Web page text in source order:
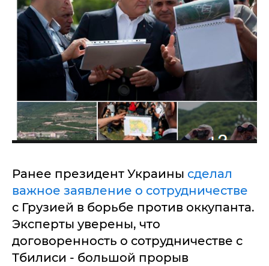
Ранее президент Украины сделал
важное заявление о сотрудничестве
с Грузией в борьбе против оккупанта.
Эксперты уверены, что
договоренность о сотрудничестве с
Тбилиси - большой прорыв